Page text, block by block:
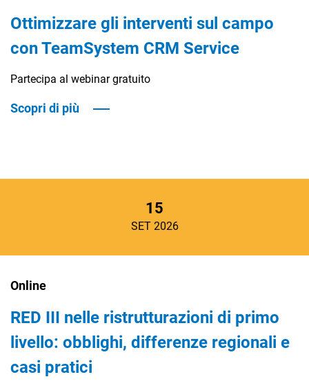
Ottimizzare gli interventi sul campo
con TeamSystem CRM Service
Partecipa al webinar gratuito
Scopri di più
15
SET 2026
Online
RED III nelle ristrutturazioni di primo
livello: obblighi, differenze regionali e
casi pratici